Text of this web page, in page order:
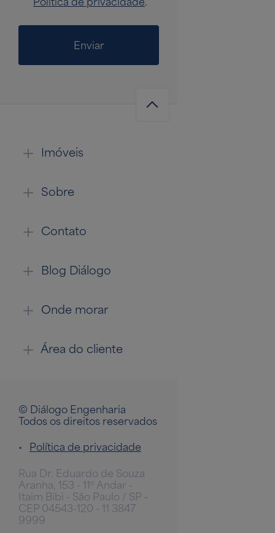
Enviar
Imóveis
Sobre
Contato
Blog Diálogo
Onde morar
Área do cliente
© Diálogo Engenharia
Todos os direitos reservados
• Política de privacidade
Rua Dr. Eduardo de Souza
Aranha, 153 - 11º Andar -
Itaim Bibi - São Paulo / SP –
CEP 04543-120 - 11 3847
9999